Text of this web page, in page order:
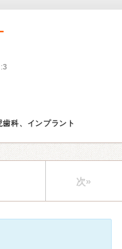
3
科、インプラント
次»